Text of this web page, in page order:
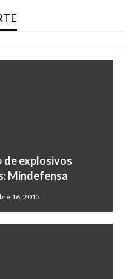
2019
de explosivos
Mindefensa
16, 2015